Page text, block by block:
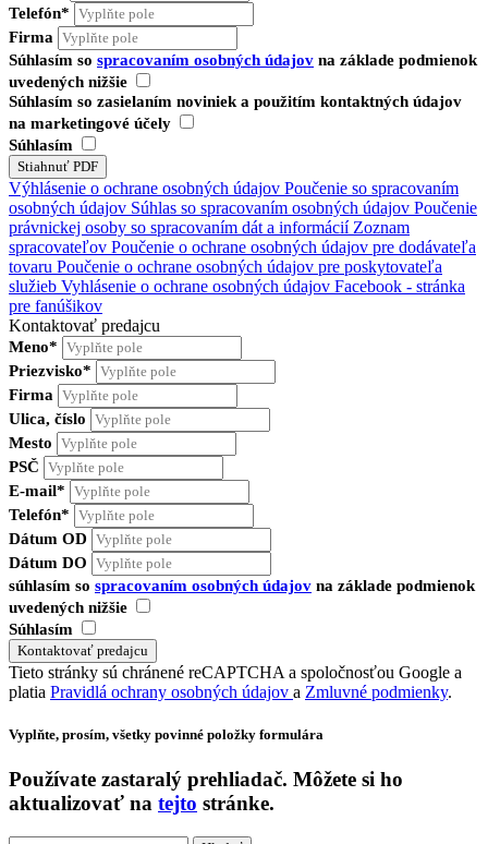
Telefón*
Firma
Súhlasím so spracovaním osobných údajov na základe podmienok
uvedených nižšie
Súhlasím so zasielaním noviniek a použitím kontaktných údajov
na marketingové účely
Súhlasím
Výhlásenie o ochrane osobných údajov Poučenie so spracovaním
osobných údajov Súhlas so spracovaním osobných údajov Poučenie
právnickej osoby so spracovaním dát a informácií Zoznam
spracovateľov Poučenie o ochrane osobných údajov pre dodávateľa
tovaru Poučenie o ochrane osobných údajov pre poskytovateľa
služieb Vyhlásenie o ochrane osobných údajov Facebook - stránka
pre fanúšikov
Kontaktovať predajcu
Meno*
Priezvisko*
Firma
Ulica, číslo
Mesto
PSČ
E-mail*
Telefón*
Dátum OD
Dátum DO
súhlasím so spracovaním osobných údajov na základe podmienok
uvedených nižšie
Súhlasím
Tieto stránky sú chránené reCAPTCHA a spoločnosťou Google a
platia Pravidlá ochrany osobných údajov a Zmluvné podmienky.
Vyplňte, prosím, všetky povinné položky formulára
Používate zastaralý prehliadač. Môžete si ho
aktualizovať na tejto stránke.